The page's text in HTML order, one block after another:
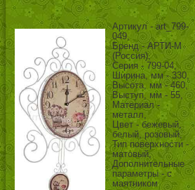
Артикул - art_799-
049,
Бренд - АРТИ-М
(Россия),
Серия - 799-04,
Ширина, мм - 330,
Высота, мм - 460,
Выступ, мм - 55,
Материал -
металл,
Цвет - бежевый,
белый, розовый,
Тип поверхности -
матовый,
Дополнительные
параметры - с
маятником